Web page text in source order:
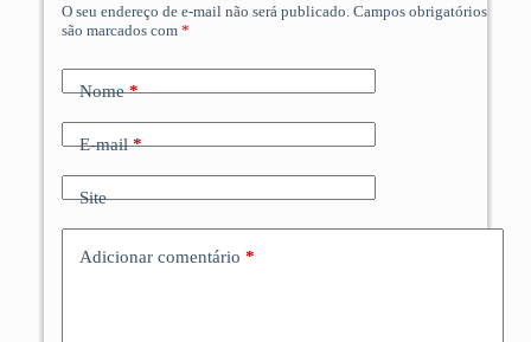
O seu endereço de e-mail não será publicado. Campos obrigatórios
são marcados com *
Nome*
E-mail*
Site
Adicionar comentário *